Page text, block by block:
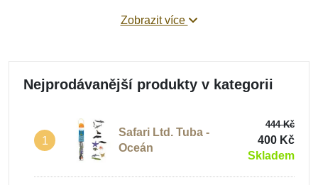
dítě může třídit nebo přeskupovat podle vlastní fantazie.
Zobrazit více
Nejprodávanější produkty v kategorii
1
Safari Ltd. Tuba -
Oceán
444 Kč
400 Kč
Skladem